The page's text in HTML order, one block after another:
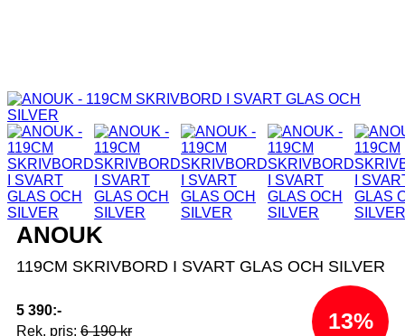
ANOUK
119CM SKRIVBORD I SVART GLAS OCH SILVER
5 390:-
Rek. pris: 6 190 kr 13%